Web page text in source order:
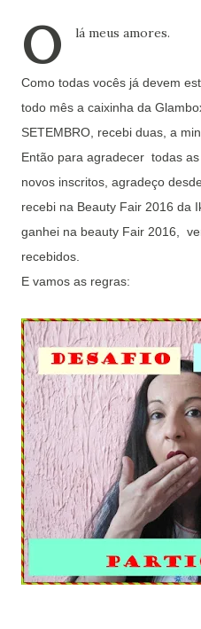
O lá meus amores.
Como todas vocês já devem
todo mês a caixinha da
SETEMBRO, recebi duas, a
Então para agradecer todas
novos inscritos, agradeço
recebi na Beauty Fair 2016 da
ganhei na beauty Fair 2016,
recebidos.
E vamos as regras: